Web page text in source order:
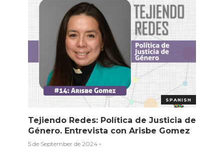
SPANISH
Tejiendo Redes: Política de Justicia de
Género. Entrevista con Arisbe Gomez
5 de September de 2024-